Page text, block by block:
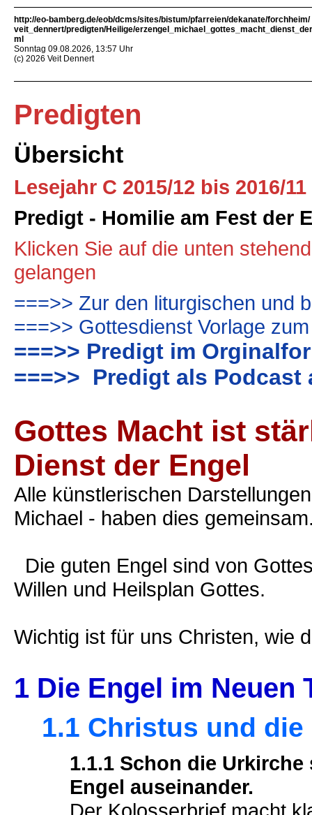
http://eo-bamberg.de/eob/dcms/sites/bistum/pfarreien/dekanate/forchheim/
veit_dennert/predigten/Heilige/
ml
Sonntag 09.08.2026, 13:57 Uhr
(c) 2026 Veit Dennert
Predigten
Übersicht
Lesejahr C 2015/12 bis 2016/11
Predigt - Homilie am Fest der
Klicken Sie auf die unten
gelangen
===>> Zur den liturgischen und
===>> Gottesdienst Vorlage
===>> Predigt im
===>> Predigt als
Gottes Macht ist
Dienst der Engel
Alle künstlerischen
Michael - haben dies
Die guten Engel sind von
Willen und Heilsplan Gottes.
Wichtig ist für uns Christen, wie
1 Die Engel im Neuen
1.1 Christus und die
1.1.1 Schon die
Engel auseinander.